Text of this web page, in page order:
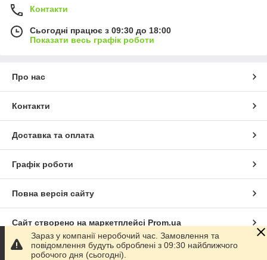
Контакти
Сьогодні працює з 09:30 до 18:00
Показати весь графік роботи
Про нас
Контакти
Доставка та оплата
Графік роботи
Повна версія сайту
Сайт створено на маркетплейсі Prom.ua
Політика конфіденційності
Зараз у компанії неробочий час. Замовлення та
повідомлення будуть оброблені з 09:30 найближчого
робочого дня (сьогодні).